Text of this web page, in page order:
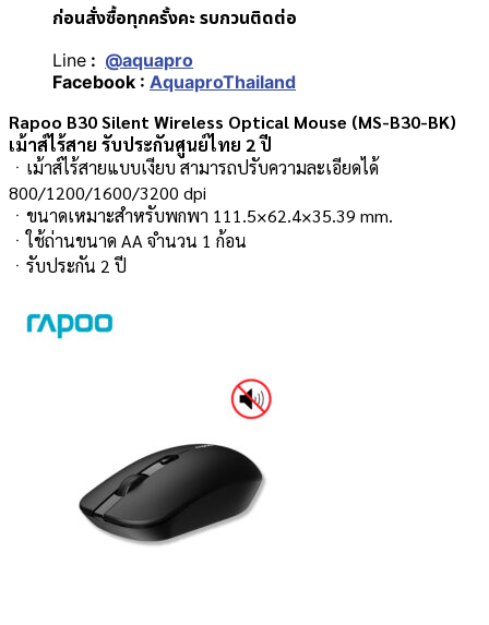
ก่อนสั่งซื้อทุกครั้งคะ รบกวนติดต่อ
Line : @aquapro
Facebook : AquaproThailand
Rapoo B30 Silent Wireless Optical Mouse (MS-B30-BK)
เม้าส์ไร้สาย รับประกันศูนย์ไทย 2 ปี
ㆍเม้าส์ไร้สายแบบเงียบ สามารถปรับความละเอียดได้
800/1200/1600/3200 dpi
ㆍขนาดเหมาะสำหรับพกพา 111.5×62.4×35.39 mm.
ㆍใช้ถ่านขนาด AA จำนวน 1 ก้อน
ㆍรับประกัน 2 ปี